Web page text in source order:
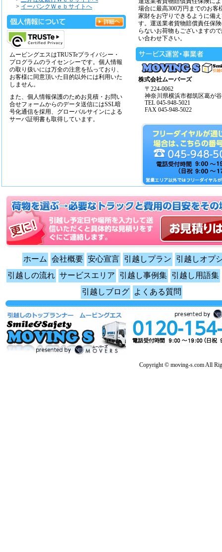
> イーバンクＷｅｂサイトへ
ムービングエスはTRUSTeプライバシー・
プログラムのライセンシーです。個人情報
の取り扱いには万全の注意を払っており、
お客様に同意頂いた目的以外には利用いた
しません。
また、個人情報保護のためお見積・お問い
合せフォームからのデータ送信にはSSL暗
号化通信を採用、グローバルサインによる
サーバ証明書も取得しています。
運送業者貨物賠償責任保険に
場合に最高300万円までのお客
家財をお守りできるように備
す。運送業者貨物賠償責任保
らないお荷物もございますの
い合わせ下さい。
株式会社ムーバーズ
〒224-0062
神奈川県横浜市都筑区葛が
TEL 045-948-5021
FAX 045-948-5022
ホーム 会社概要 安心宣言 引越しプラン
引越しオプ
引越しの流れ サービスエリア 引越し事例集 引越し用語集
引越しブログ
よくある質問
Copyright © moving-s.com All